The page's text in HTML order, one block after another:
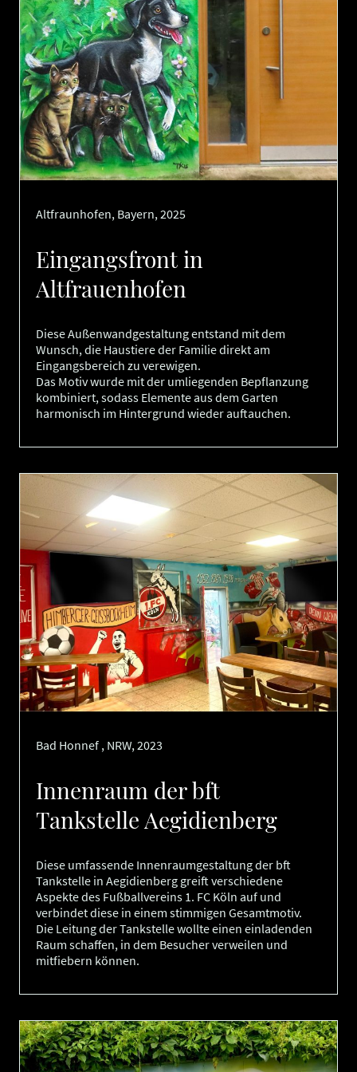
Altfraunhofen, Bayern, 2025
Eingangsfront in
Altfrauenhofen
Diese Außenwandgestaltung entstand mit dem
Wunsch, die Haustiere der Familie direkt am
Eingangsbereich zu verewigen.
Das Motiv wurde mit der umliegenden Bepflanzung
kombiniert, sodass Elemente aus dem Garten
harmonisch im Hintergrund wieder auftauchen.
Bad Honnef , NRW, 2023
Innenraum der bft
Tankstelle Aegidienberg
Diese umfassende Innenraumgestaltung der bft
Tankstelle in Aegidienberg greift verschiedene
Aspekte des Fußballvereins 1. FC Köln auf und
verbindet diese in einem stimmigen Gesamtmotiv.
Die Leitung der Tankstelle wollte einen einladenden
Raum schaffen, in dem Besucher verweilen und
mitfiebern können.